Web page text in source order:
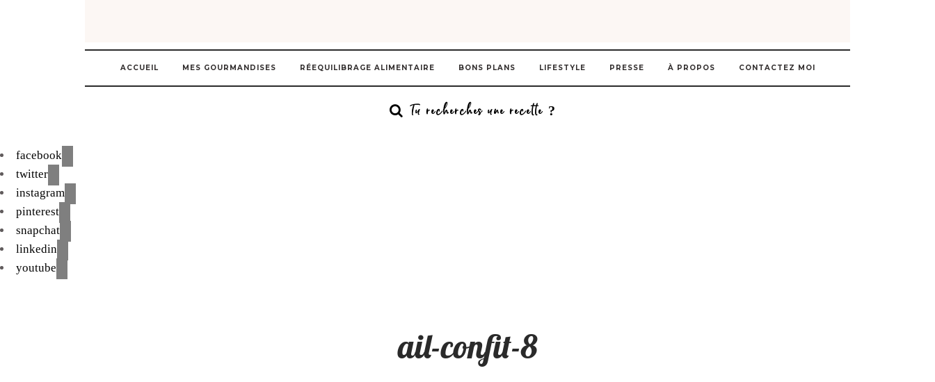
ACCUEIL MES GOURMANDISES RÉEQUILIBRAGE ALIMENTAIRE BONS PLANS LIFESTYLE PRESSE À PROPOS CONTACTEZ MOI
facebook
twitter
instagram
pinterest
snapchat
linkedin
youtube
ail-confit-8